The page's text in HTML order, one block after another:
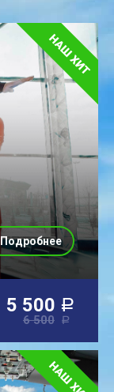
5 500 a
6 500 a
Подробнее